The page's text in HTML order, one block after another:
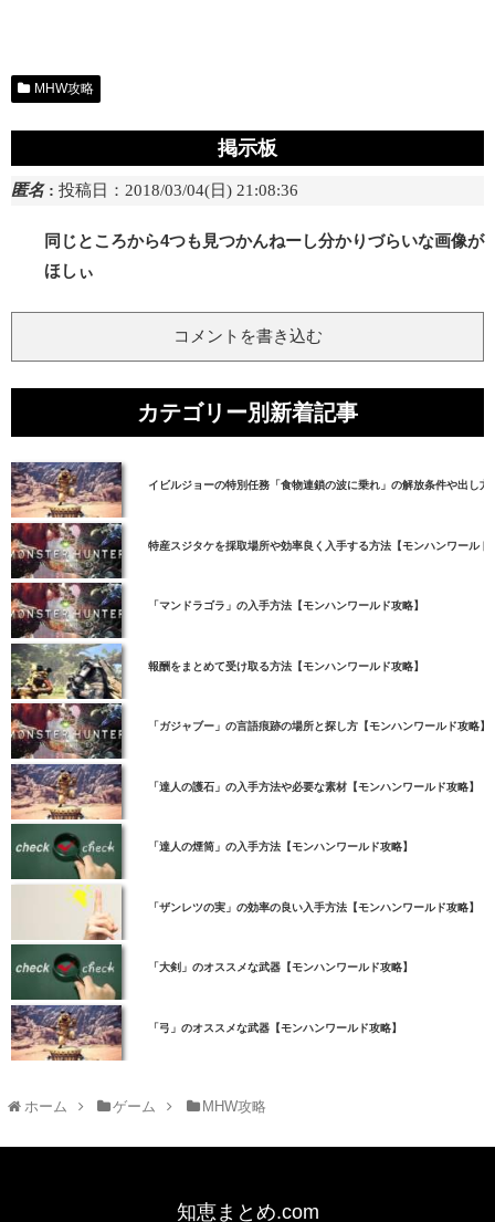
MHW攻略
掲示板
匿名: 投稿日：2018/03/04(日) 21:08:36
同じところから4つも見つかんねーし分かりづらいな画像が
ほしぃ
コメントを書き込む
カテゴリー別新着記事
イビルジョーの特別任務「食物連鎖の波に乗れ」の解放条件や出し
特産スジタケを採取場所や効率良く入手する方法【モンハンワールド
「マンドラゴラ」の入手方法【モンハンワールド攻略】
報酬をまとめて受け取る方法【モンハンワールド攻略】
「ガジャブー」の言語痕跡の場所と探し方【モンハンワールド攻略】
「達人の護石」の入手方法や必要な素材【モンハンワールド攻略】
「達人の煙筒」の入手方法【モンハンワールド攻略】
「ザンレツの実」の効率の良い入手方法【モンハンワールド攻略】
「大剣」のオススメな武器【モンハンワールド攻略】
「弓」のオススメな武器【モンハンワールド攻略】
ホーム ゲーム MHW攻略
知恵まとめ.com